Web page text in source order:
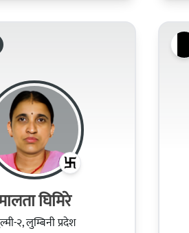
घिमिरे
२, लुम्बिनी प्रदेश